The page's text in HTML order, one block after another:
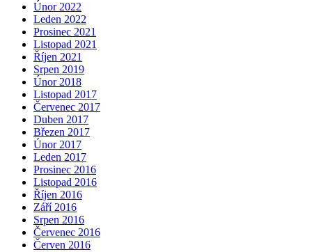
Únor 2022
Leden 2022
Prosinec 2021
Listopad 2021
Říjen 2021
Srpen 2019
Únor 2018
Listopad 2017
Červenec 2017
Duben 2017
Březen 2017
Únor 2017
Leden 2017
Prosinec 2016
Listopad 2016
Říjen 2016
Září 2016
Srpen 2016
Červenec 2016
Červen 2016